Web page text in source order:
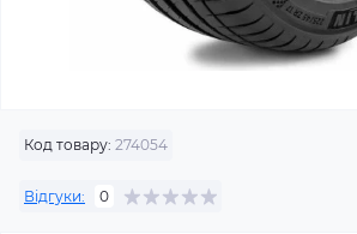
Код товару: 274054
Відгуки: 0